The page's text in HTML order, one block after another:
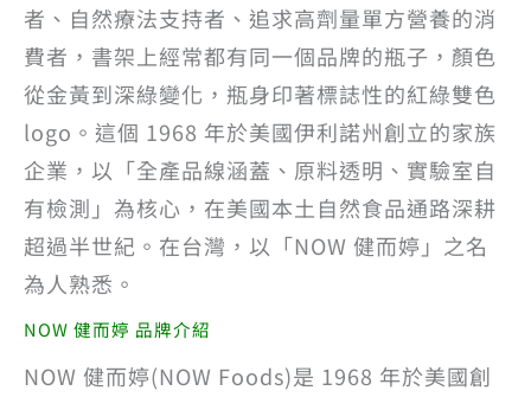
者、自然療法支持者、追求高劑量單方營養的消
費者，書架上經常都有同一個品牌的瓶子，顏色
從金黃到深綠變化，瓶身印著標誌性的紅綠雙色
logo。這個 1968 年於美國伊利諾州創立的家族
企業，以「全產品線涵蓋、原料透明、實驗室自
有檢測」為核心，在美國本土自然食品通路深耕
超過半世紀。在台灣，以「NOW 健而婷」之名
為人熟悉。
NOW 健而婷 品牌介紹
NOW 健而婷(NOW Foods)是 1968 年於美國創